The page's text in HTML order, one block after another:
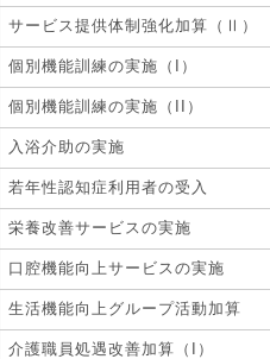
サービス提供体制強化加算（Ⅱ）
個別機能訓練の実施（I）
個別機能訓練の実施（II）
入浴介助の実施
若年性認知症利用者の受入
栄養改善サービスの実施
口腔機能向上サービスの実施
生活機能向上グループ活動加算
介護職員処遇改善加算（I）